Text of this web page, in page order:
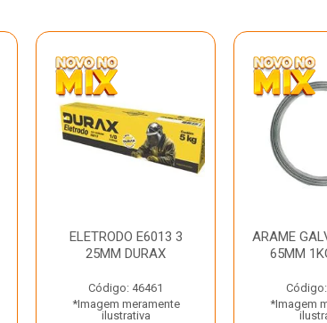
ELETRODO E6013 3
25MM DURAX
Código: 46461
*Imagem meramente
ilustrativa
ARAME
65MM
*Imagem